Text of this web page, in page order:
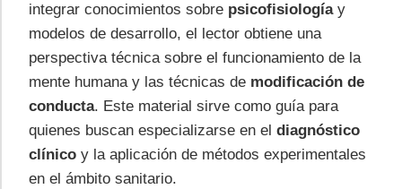
integrar conocimientos sobre psicofisiologíay
modelos de desarrollo, el lector obtiene una
perspectiva técnica sobre el funcionamiento de la
mente humana y las técnicas de modificación de
conducta. Este material sirve como guía para
quienes buscan especializarse en el diagnóstico
clínico y la aplicación de métodos experimentales
en el ámbito sanitario.